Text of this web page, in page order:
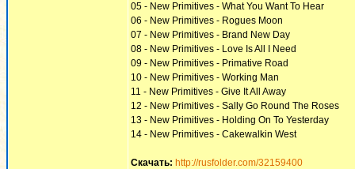
05 - New Primitives - What You Want To Hear
06 - New Primitives - Rogues Moon
07 - New Primitives - Brand New Day
08 - New Primitives - Love Is All I Need
09 - New Primitives - Primative Road
10 - New Primitives - Working Man
11 - New Primitives - Give It All Away
12 - New Primitives - Sally Go Round The Roses
13 - New Primitives - Holding On To Yesterday
14 - New Primitives - Cakewalkin West
Скачать: http://rusfolder.com/32159400